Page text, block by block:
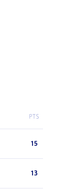
PTS
15
13